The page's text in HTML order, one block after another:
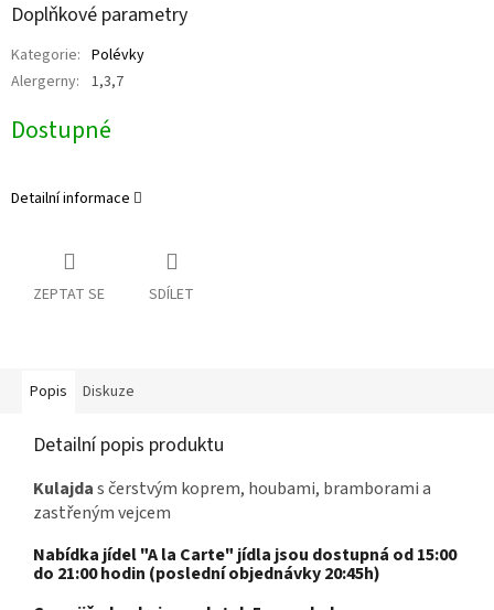
Doplňkové parametry
Kategorie: Polévky
Alergerny: 1,3,7
Dostupné
Detailní informace
ZEPTAT SE SDÍLET
Popis Diskuze
Detailní popis produktu
Kulajdas čerstvým koprem, houbami, bramborami a
zastřeným vejcem
Nabídka jídel "A la Carte" jídla jsou dostupná od 15:00
do 21:00 hodin (poslední objednávky 20:45h)